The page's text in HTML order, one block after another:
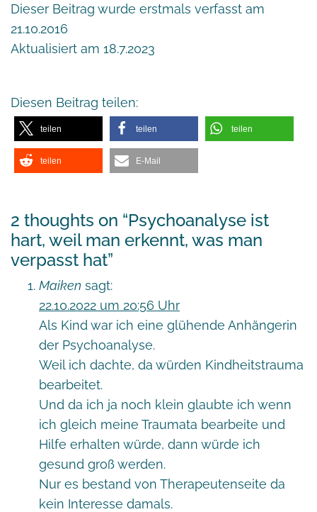
Dieser Beitrag wurde erstmals verfasst am
21.10.2016
Aktualisiert am 18.7.2023
Diesen Beitrag teilen:
teilen teilen teilen
teilen E-Mail
2 thoughts on “Psychoanalyse ist
hart, weil man erkennt, was man
verpasst hat”
Maiken sagt:
22.10.2022 um 20:56 Uhr
Als Kind war ich eine glühende Anhängerin
der Psychoanalyse.
Weil ich dachte, da würden Kindheitstrauma
bearbeitet.
Und da ich ja noch klein glaubte ich wenn
ich gleich meine Traumata bearbeite und
Hilfe erhalten würde, dann würde ich
gesund groß werden.
Nur es bestand von Therapeutenseite da
kein Interesse damals.